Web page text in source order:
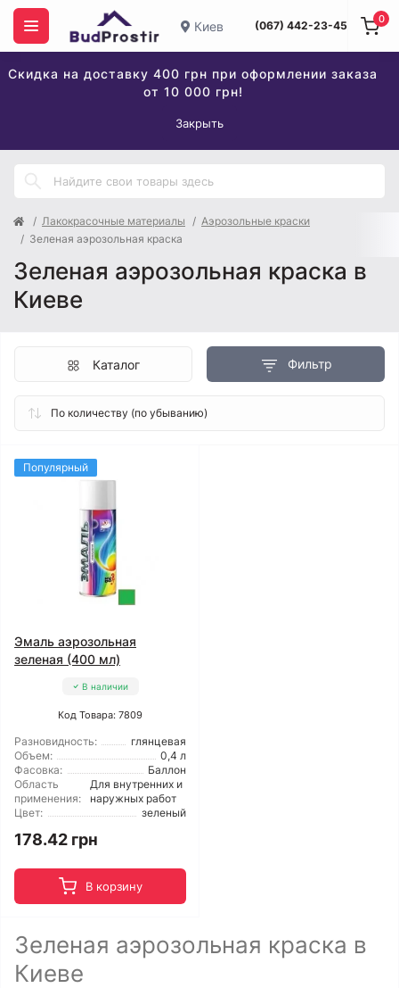
Киев (067) 442-23-45
Скидка на доставку 400 грн при оформлении заказа
от 10 000 грн!
Закрыть
0
Лакокрасочные материалы
Аэрозольные краски
Зеленая аэрозольная краска
Зеленая аэрозольная краска в
Киеве
Фильтр
Каталог
Популярный
Эмаль аэрозольная
зеленая (400 мл)
В наличии
Код Товара: 7809
Разновидность:
глянцевая
Объем:
0,4 л
Фасовка:
Баллон
Область
применения:
Для внутренних и
наружных работ
Цвет:
зеленый
178.42 грн
В корзину
Зеленая аэрозольная краска в
Киеве